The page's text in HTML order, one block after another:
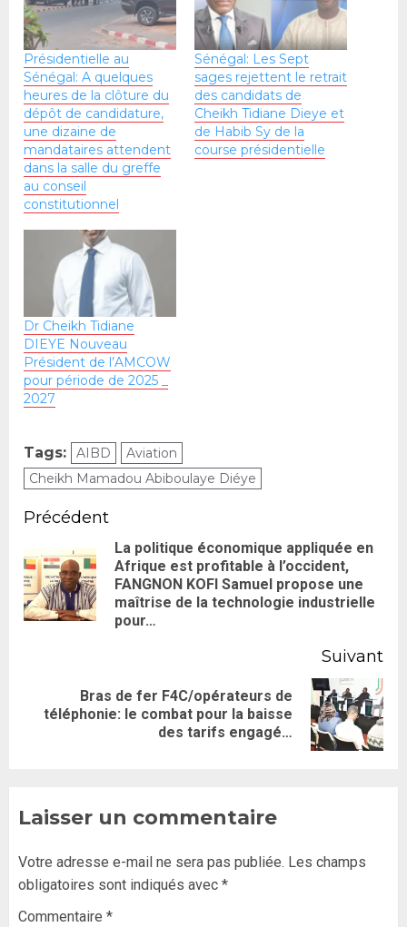
Présidentielle au
Sénégal: A quelques
heures de la clôture du
dépôt de candidature,
une dizaine de
mandataires attendent
dans la salle du greffe
au conseil
constitutionnel
Sénégal: Les Sept
sages rejettent le retrait
des candidats de
Cheikh Tidiane Dieye et
de Habib Sy de la
course présidentielle
Dr Cheikh Tidiane
DIEYE Nouveau
Président de l’AMCOW
pour période de 2025 _
2027
Tags: AIBD
Aviation
Cheikh Mamadou Abiboulaye Diéye
Précédent
La politique économique appliquée en
Afrique est profitable à l’occident,
FANGNON KOFI Samuel propose une
maîtrise de la technologie industrielle
pour…
Suivant
Bras de fer F4C/opérateurs de
téléphonie: le combat pour la baisse
des tarifs engagé…
Laisser un commentaire
Votre adresse e-mail ne sera pas publiée. Les champs
obligatoires sont indiqués avec *
Commentaire *